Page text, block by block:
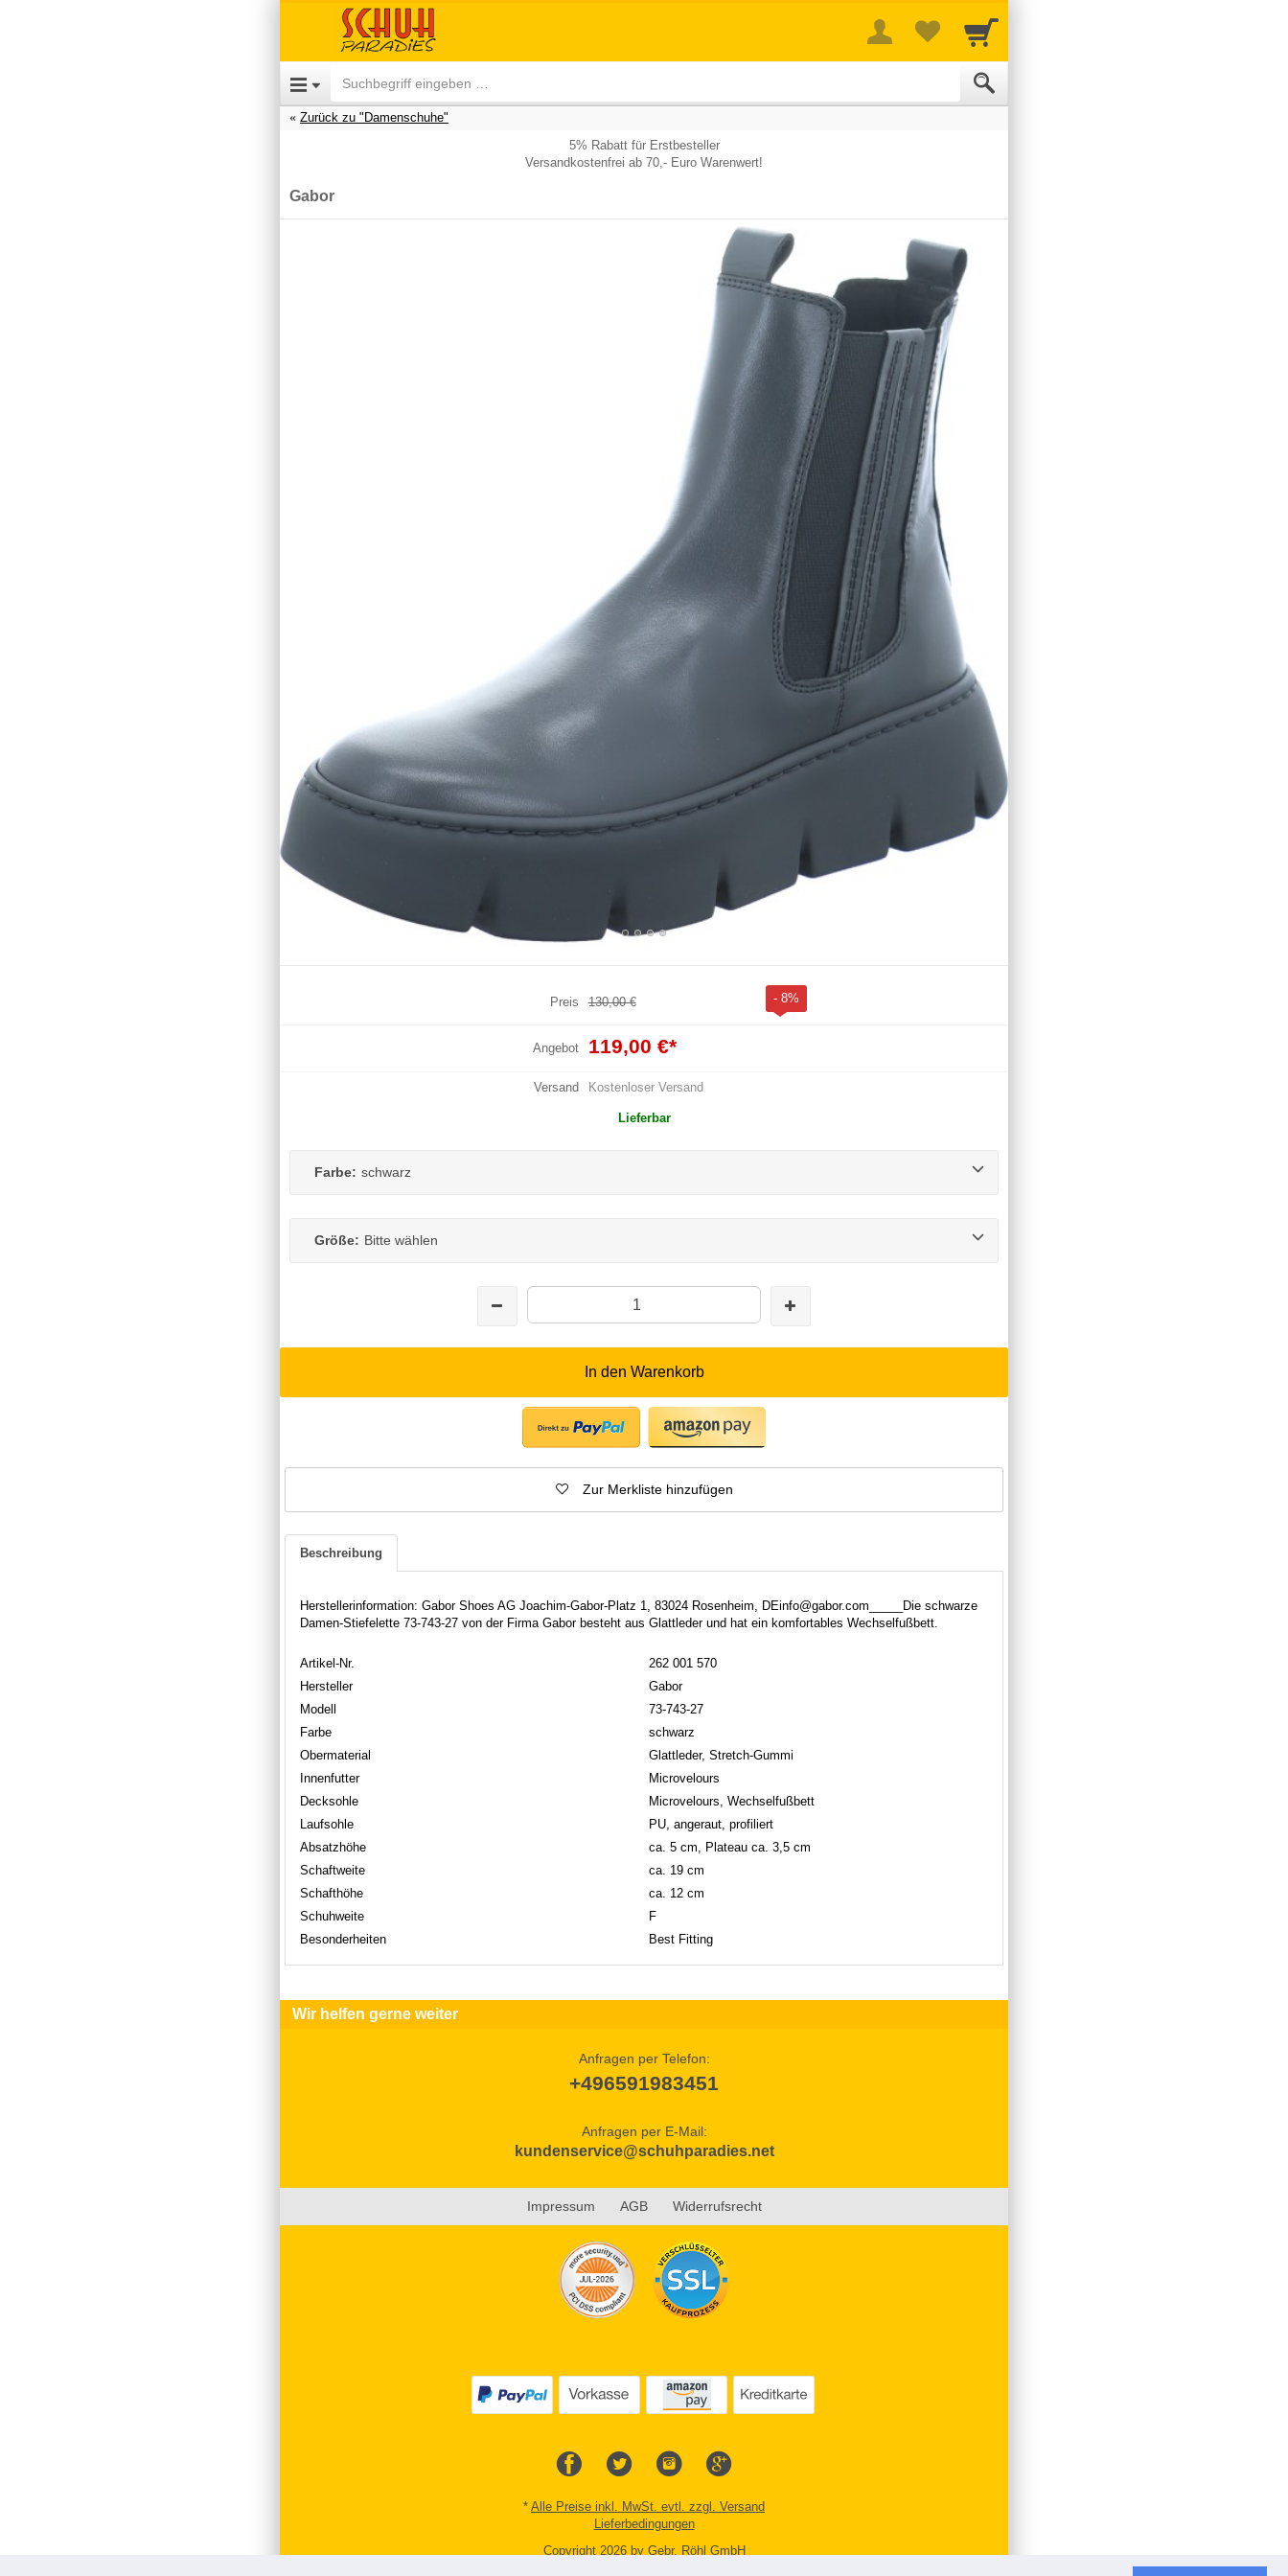
Zurück zu "Damenschuhe"
5% Rabatt für Erstbesteller
Versandkostenfrei ab 70,- Euro Warenwert!
Gabor
Preis 130,00 € - 8%
Angebot 119,00 €*
Versand Kostenloser Versand
Lieferbar
Farbe: schwarz
Größe: Bitte wählen
In den Warenkorb
Zur Merkliste hinzufügen
Beschreibung
Herstellerinformation: Gabor Shoes AG Joachim-Gabor-Platz 1, 83024 Rosenheim, DEinfo@gabor.com_____Die schwarze
Damen-Stiefelette 73-743-27 von der Firma Gabor besteht aus Glattleder und hat ein komfortables Wechselfußbett.
Artikel-Nr.
262 001 570
Hersteller
Gabor
Modell
73-743-27
Farbe
schwarz
Obermaterial
Glattleder, Stretch-Gummi
Innenfutter
Microvelours
Decksohle
Microvelours, Wechselfußbett
Laufsohle
PU, angeraut, profiliert
Absatzhöhe
ca. 5 cm, Plateau ca. 3,5 cm
Schaftweite
ca. 19 cm
Schafthöhe
ca. 12 cm
Schuhweite
F
Besonderheiten
Best Fitting
Wir helfen gerne weiter
Anfragen per Telefon:
+496591983451
Anfragen per E-Mail:
kundenservice@schuhparadies.net
Impressum AGB Widerrufsrecht
* Alle Preise inkl. MwSt. evtl. zzgl. Versand
Lieferbedingungen
Copyright 2026 by Gebr. Röhl GmbH